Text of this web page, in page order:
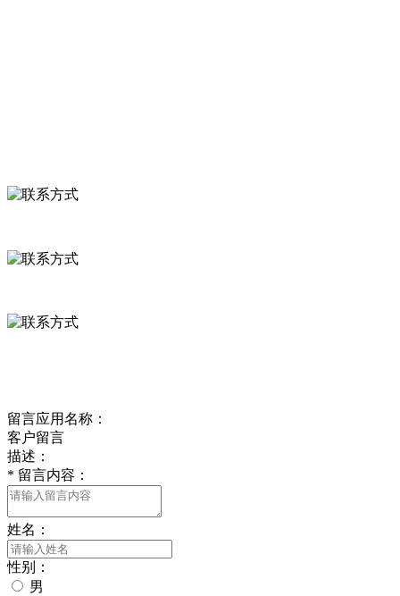
留言应用名称：
客户留言
描述：
* 留言内容：
姓名：
性别：
男